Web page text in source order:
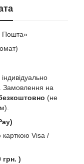
Пошта»
Замовлення на
(не
:
карткою Visa /
грн. )